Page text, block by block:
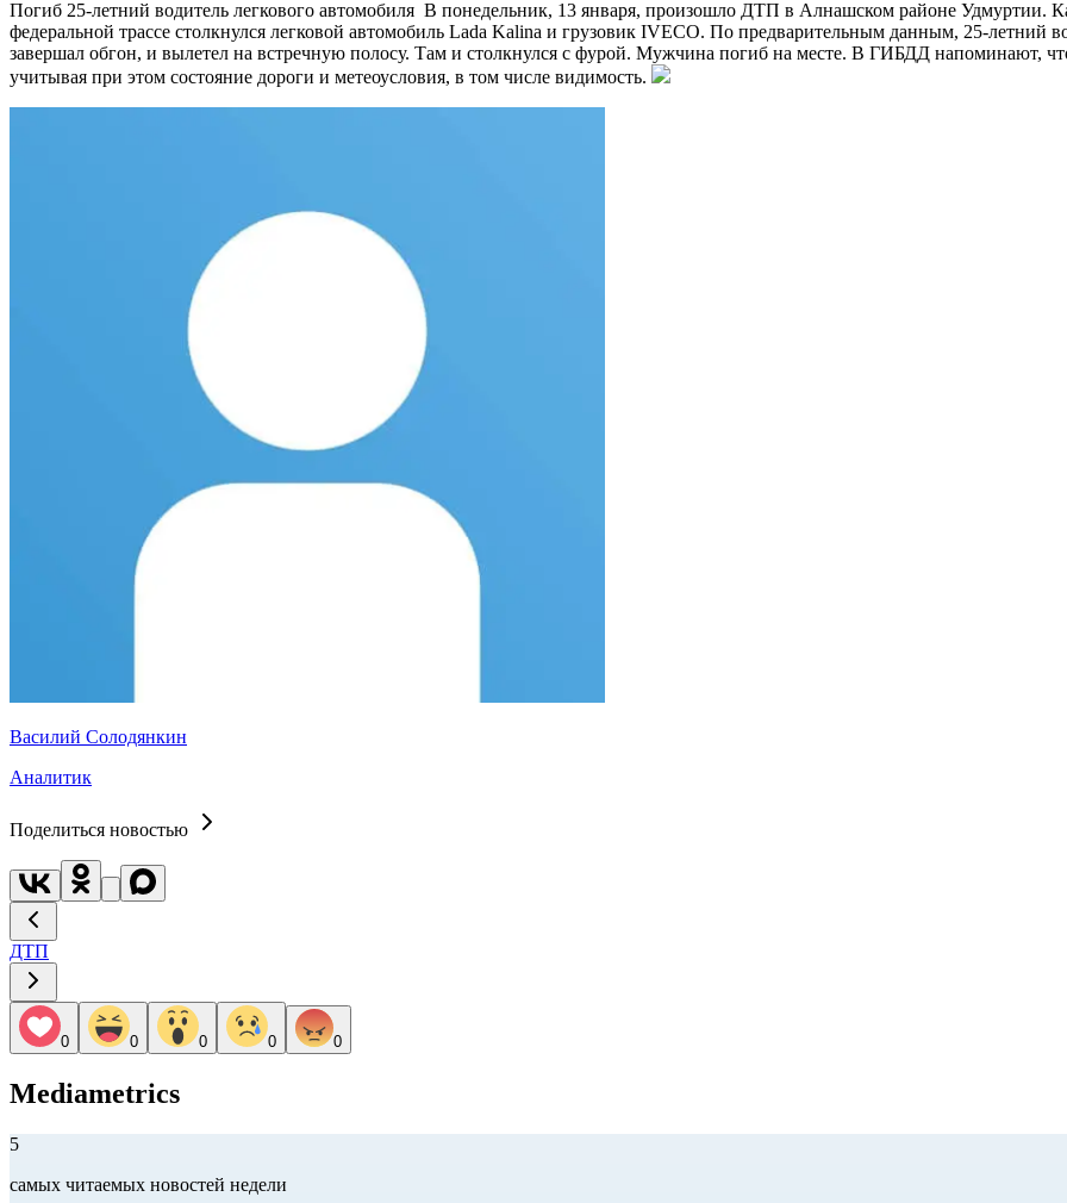
Погиб 25-летний водитель легкового автомобиля В понедельник, 13 января, произошло ДТП в Алнашском районе Удмуртии.
федеральной трассе столкнулся легковой автомобиль Lada Kalina и грузовик IVECO. По предварительным данным, 25-летний
завершал обгон, и вылетел на встречную полосу. Там и столкнулся с фурой. Мужчина погиб на месте. В ГИБДД напоминают,
учитывая при этом состояние дороги и метеоусловия, в том числе видимость.
Василий Солодянкин
Аналитик
Поделиться новостью
ДТП
0 0 0 0 0
Mediametrics
5
самых читаемых новостей недели